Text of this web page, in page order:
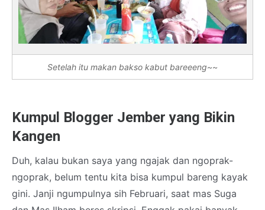
Setelah itu makan bakso kabut bareeeng~~
Kumpul Blogger Jember yang Bikin
Kangen
Duh, kalau bukan saya yang ngajak dan ngoprak-
ngoprak, belum tentu kita bisa kumpul bareng kayak
gini. Janji ngumpulnya sih Februari, saat mas Suga